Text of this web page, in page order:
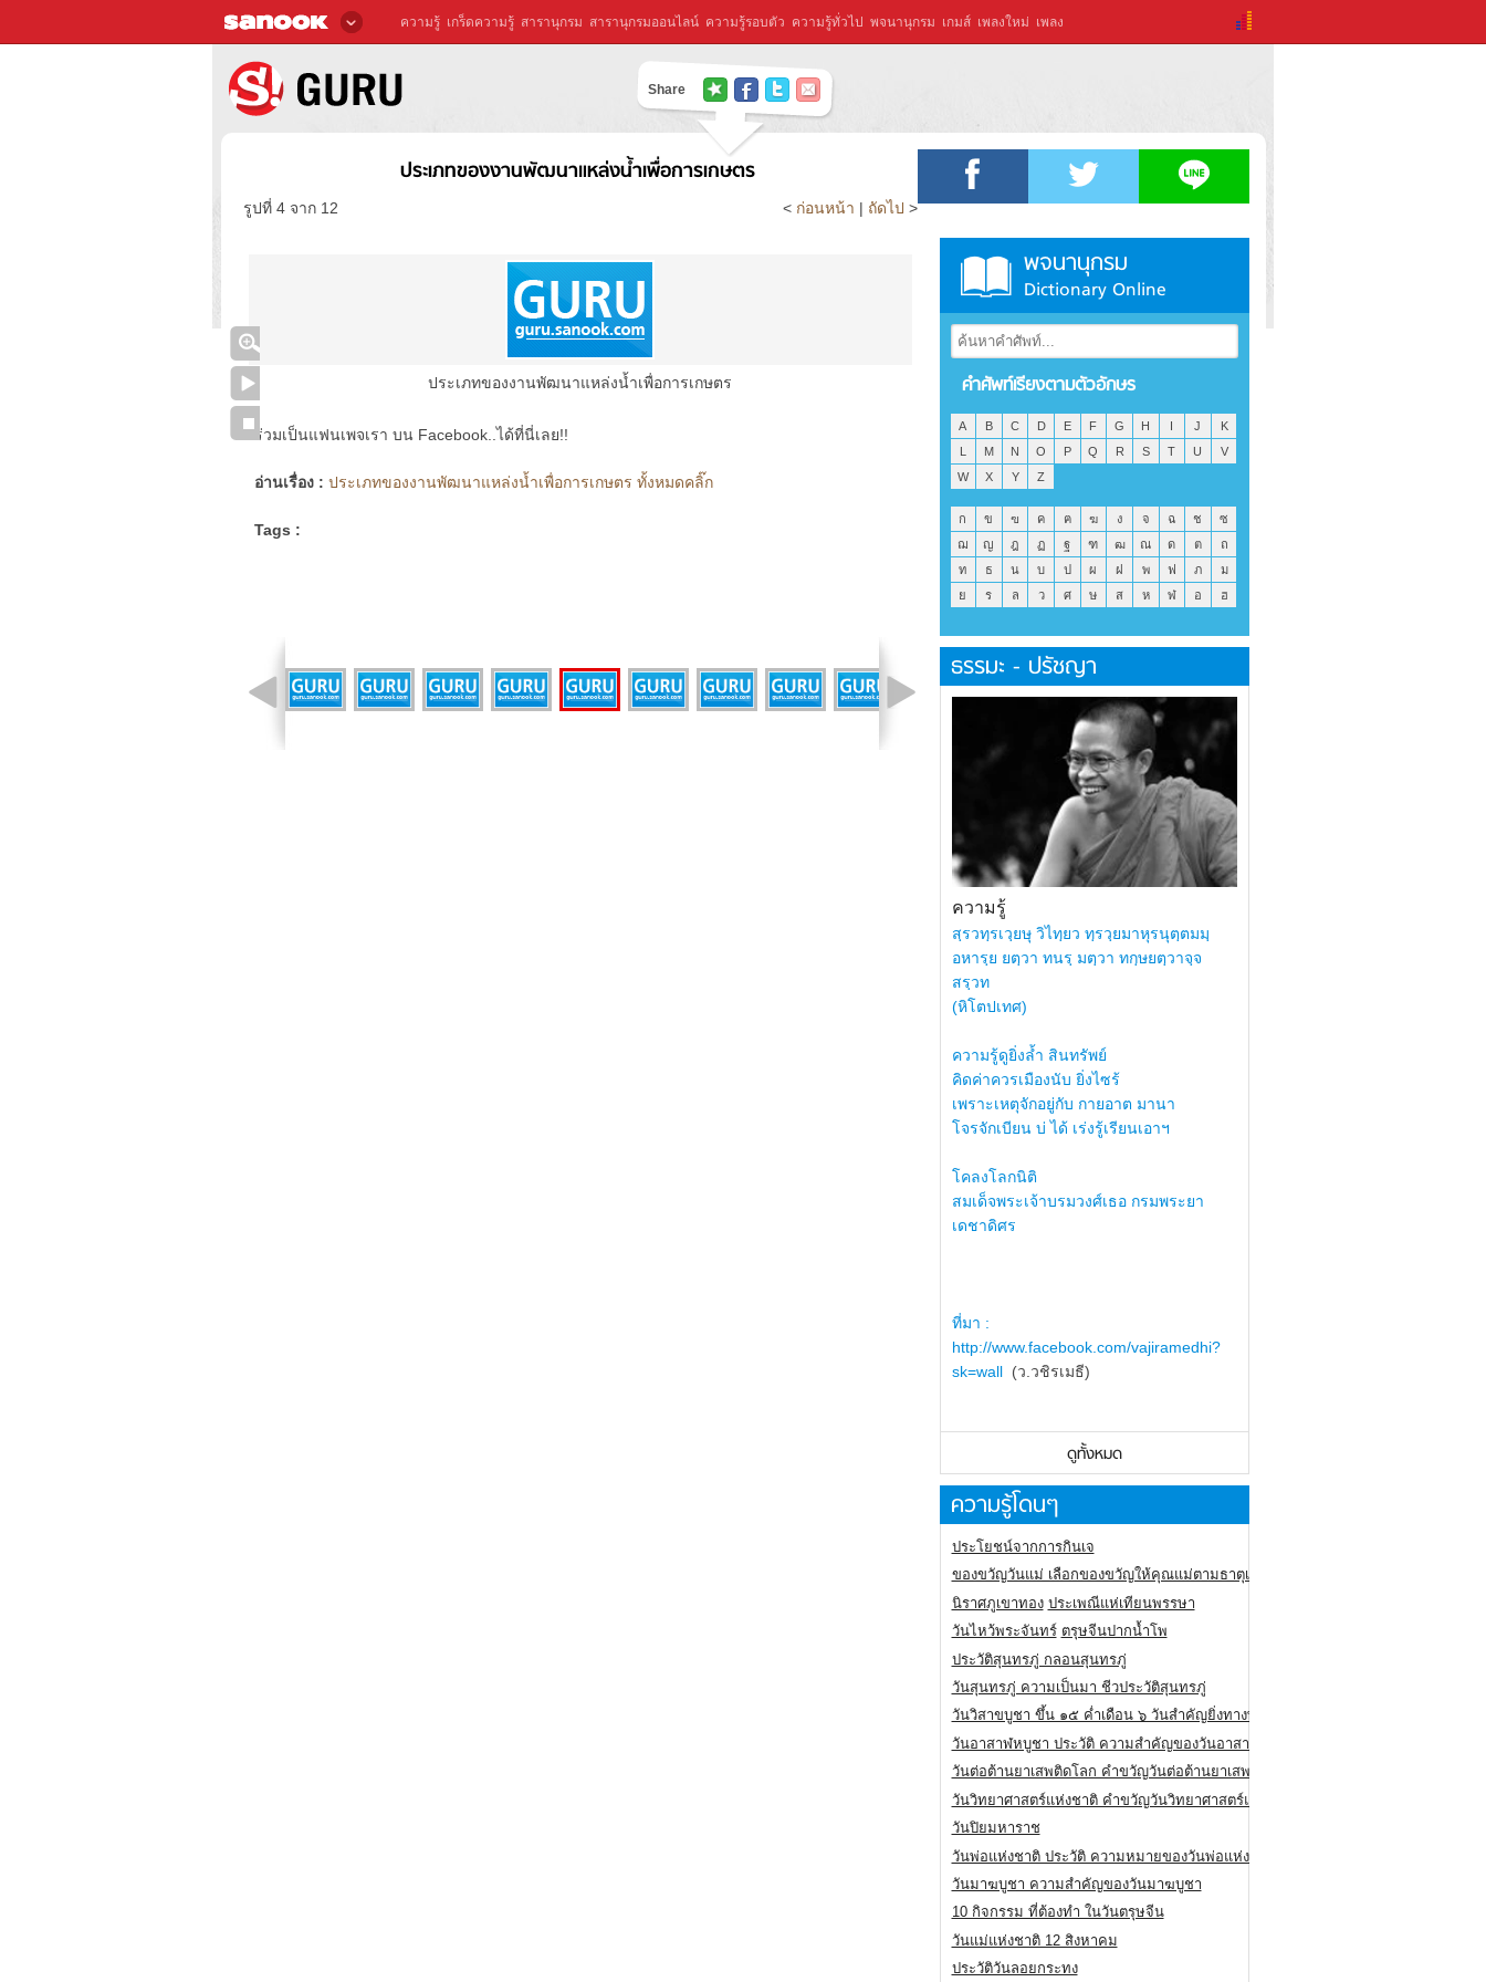
ความรู้ เกร็ดความรู้ สารานุกรม สารานุกรมออนไลน์ ความรู้รอบตัว ความรู้ทั่วไป พจนานุกรม เกมส์ เพลงใหม่ เพลง
Share
ประเภทของงานพัฒนาแหล่งน้ำเพื่อการเกษตร
รูปที่ 4 จาก 12 < ก่อนหน้า | ถัดไป >
ประเภทของงานพัฒนาแหล่งน้ำเพื่อการเกษตร
ร่วมเป็นแฟนเพจเรา บน Facebook..ได้ที่นี่เลย!!
อ่านเรื่อง : ประเภทของงานพัฒนาแหล่งน้ำเพื่อการเกษตร ทั้งหมดคลิ๊ก
Tags :
พจนานุกรม
Dictionary Online
คำศัพท์เรียงตามตัวอักษร
A B C D E F G H I J
K
L
M N O P Q R S T U
V
W
X Y Z
ก ข ฃ ค ฅ ฆ ง จ ฉ ช
ซ
ฌ
ญ ฎ ฏ ฐ ฑ ฒ ณ ด ต
ถ
ท
ธ น บ ป ผ ฝ พ ฟ ภ
ม
ย
ร ล ว ศ ษ ส ห ฬ อ ฮ
ธรรมะ - ปรัชญา
ความรู้
สฺรวทฺรเวฺยษุ วิไทฺยว ทฺรวฺยมาหุรนุตฺตมมฺ
อหารฺย ยตฺวา ทนรฺ มตฺวา ทกฺษยตฺวาจฺจ
สรฺวท
(หิโตปเทศ)
ความรู้ดูยิ่งล้ำ สินทรัพย์
คิดค่าควรเมืองนับ ยิ่งไซร้
เพราะเหตุจักอยู่กับ กายอาต มานา
โจรจักเบียน บ่ ได้ เร่งรู้เรียนเอาฯ
โคลงโลกนิติ
สมเด็จพระเจ้าบรมวงศ์เธอ กรมพระยา
เดชาดิศร
ที่มา :
http://www.facebook.com/vajiramedhi?
sk=wall(ว.วชิรเมธี)
ดูทั้งหมด
ความรู้โดนๆ
ประโยชน์จากการกินเจ
ของขวัญวันแม่ เลือกของขวัญให้คุณแม่ตามธาตุเกิด
นิราศภูเขาทอง ประเพณีแห่เทียนพรรษา
วันไหว้พระจันทร์ ตรุษจีนปากน้ำโพ
ประวัติสุนทรภู่ กลอนสุนทรภู่
วันสุนทรภู่ ความเป็นมา ชีวประวัติสุนทรภู่
วันวิสาขบูชา ขึ้น ๑๕ ค่ำเดือน ๖ วันสำคัญยิ่งทางพระพุทธศาสนา
วันอาสาฬหบูชา ประวัติ ความสําคัญของวันอาสาฬหบูชา
วันต่อต้านยาเสพติดโลก คำขวัญวันต่อต้านยาเสพติดสากล
วันวิทยาศาสตร์แห่งชาติ คำขวัญวันวิทยาศาสตร์แห่งชาติ
วันปิยมหาราช
วันพ่อแห่งชาติ ประวัติ ความหมายของวันพ่อแห่งชาติ
วันมาฆบูชา ความสำคัญของวันมาฆบูชา
10 กิจกรรม ที่ต้องทำ ในวันตรุษจีน
วันแม่แห่งชาติ 12 สิงหาคม
ประวัติวันลอยกระทง